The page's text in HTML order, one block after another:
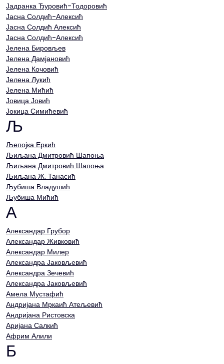
Јадранка Ђуровић-Тодоровић
Јасна Солдић-Алексић
Јасна Солдић Алексић
Јасна Солдић-Алексић
Јелена Бировљев
Јелена Дамјановић
Јелена Кочовић
Јелена Лукић
Јелена Мићић
Јовица Јовић
Јокица Симићевић
Љ
Љепојка Еркић
Љиљана Дмитровић Шапоња
Љиљана Дмитровић Шапоња
Љиљана Ж. Танасић
Љубиша Владушић
Љубиша Мићић
А
Александар Грубор
Александар Живковић
Александар Милер
Александра Јаковљевић
Александра Зечевић
Александра Јаковљевић
Амела Мустафић
Андријана Мркаић Атељевић
Андријана Ристовска
Аријана Салкић
Африм Алили
Б